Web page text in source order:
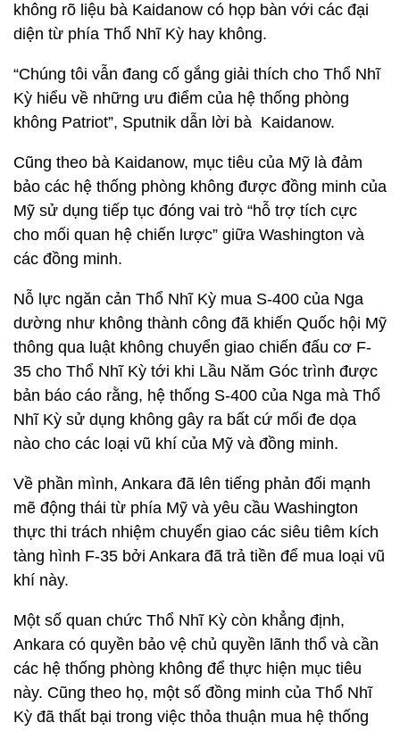
không rõ liệu bà Kaidanow có họp bàn với các đại
diện từ phía Thổ Nhĩ Kỳ hay không.
“Chúng tôi vẫn đang cố gắng giải thích cho Thổ Nhĩ
Kỳ hiểu về những ưu điểm của hệ thống phòng
không Patriot”, Sputnik dẫn lời bà Kaidanow.
Cũng theo bà Kaidanow, mục tiêu của Mỹ là đảm
bảo các hệ thống phòng không được đồng minh của
Mỹ sử dụng tiếp tục đóng vai trò “hỗ trợ tích cực
cho mối quan hệ chiến lược” giữa Washington và
các đồng minh.
Nỗ lực ngăn cản Thổ Nhĩ Kỳ mua S-400 của Nga
dường như không thành công đã khiến Quốc hội Mỹ
thông qua luật không chuyển giao chiến đấu cơ F-
35 cho Thổ Nhĩ Kỳ tới khi Lầu Năm Góc trình được
bản báo cáo rằng, hệ thống S-400 của Nga mà Thổ
Nhĩ Kỳ sử dụng không gây ra bất cứ mối đe dọa
nào cho các loại vũ khí của Mỹ và đồng minh.
Về phần mình, Ankara đã lên tiếng phản đối mạnh
mẽ động thái từ phía Mỹ và yêu cầu Washington
thực thi trách nhiệm chuyển giao các siêu tiêm kích
tàng hình F-35 bởi Ankara đã trả tiền để mua loại vũ
khí này.
Một số quan chức Thổ Nhĩ Kỳ còn khẳng định,
Ankara có quyền bảo vệ chủ quyền lãnh thổ và cần
các hệ thống phòng không để thực hiện mục tiêu
này. Cũng theo họ, một số đồng minh của Thổ Nhĩ
Kỳ đã thất bại trong việc thỏa thuận mua hệ thống